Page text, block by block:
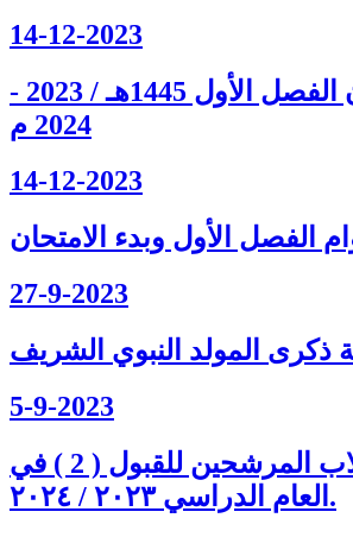
14-12-2023
برنامج امتحان الفصل الأول 1445هـ / 2023 -
2024 م
14-12-2023
الفصل الأول وبدء الامتحان
27-9-2023
ذكرى المولد النبوي الشريف
5-9-2023
أسماء الطلاب المرشحين للقبول ( 2 ) في
العام الدراسي ٢٠٢٣ / ٢٠٢٤.